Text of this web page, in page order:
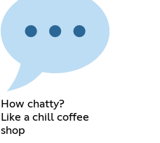
How chatty?
Like a chill coffee
shop